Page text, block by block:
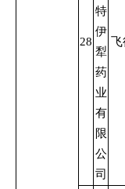
28
特
伊
犁
药
业
有
限
公
司
飞